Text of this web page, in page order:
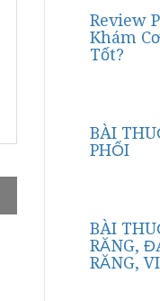
Review
Khám
Tốt?
BÀI
PHỔI
BÀI
RĂNG,
RĂNG,